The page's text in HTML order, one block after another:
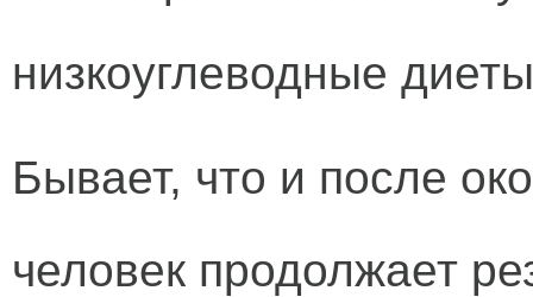
низкоуглеводные
Бывает, что и после
человек продолжает